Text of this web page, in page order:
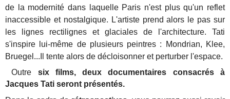
de la modernité dans laquelle Paris n'est plus qu'un reflet
inaccessible et nostalgique. L'artiste prend alors le pas sur
les lignes rectilignes et glaciales de l'architecture. Tati
s'inspire lui-même de plusieurs peintres : Mondrian, Klee,
Bruegel...Il tente alors de décloisonner et perturber l'espace.
Outre six films, deux documentaires consacrés à
Jacques Tati seront présentés.